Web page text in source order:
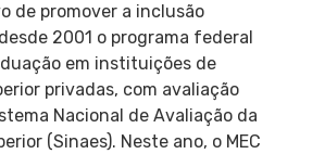
de promover a inclusão
2001 o programa federal
em instituições de
privadas, com avaliação
Nacional de Avaliação da
(Sinaes). Neste ano, o MEC